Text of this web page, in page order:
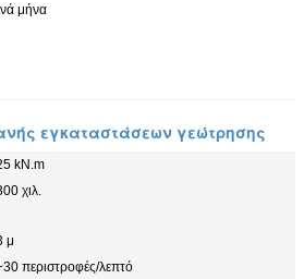
μήνα
εγκαταστάσεων γεώτρησης
kN.m
χιλ.
μ
περιστροφές/λεπτό